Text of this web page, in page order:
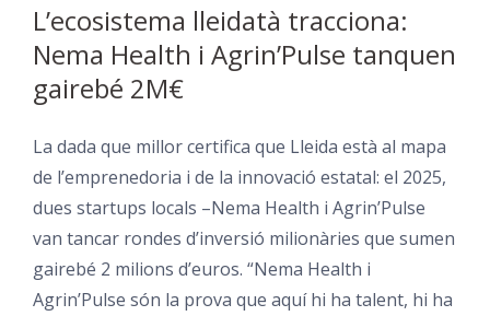
L’ecosistema lleidatà tracciona:
Nema Health i Agrin’Pulse tanquen
gairebé 2M€
La dada que millor certifica que Lleida està al mapa
de l’emprenedoria i de la innovació estatal: el 2025,
dues startups locals –Nema Health i Agrin’Pulse
van tancar rondes d’inversió milionàries que sumen
gairebé 2 milions d’euros. “Nema Health i
Agrin’Pulse són la prova que aquí hi ha talent, hi ha